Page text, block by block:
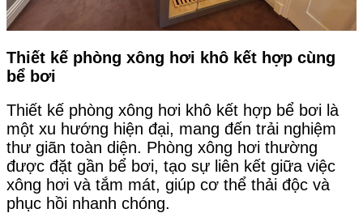
Thiết kế phòng xông hơi khô kết hợp cùng
bể bơi
Thiết kế phòng xông hơi khô kết hợp bể bơi là
một xu hướng hiện đại, mang đến trải nghiệm
thư giãn toàn diện. Phòng xông hơi thường
được đặt gần bể bơi, tạo sự liên kết giữa việc
xông hơi và tắm mát, giúp cơ thể thải độc và
phục hồi nhanh chóng.